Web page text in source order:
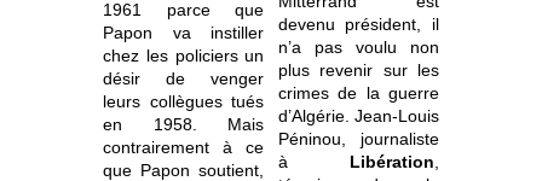
1961 parce que
Papon va instiller
chez les policiers un
désir de venger
leurs collègues tués
en 1958. Mais
contrairement à ce
que Papon soutient,
devenu président, il
n’a pas voulu non
plus revenir sur les
crimes de la guerre
d’Algérie. Jean-Louis
Péninou, journaliste
à Libération,